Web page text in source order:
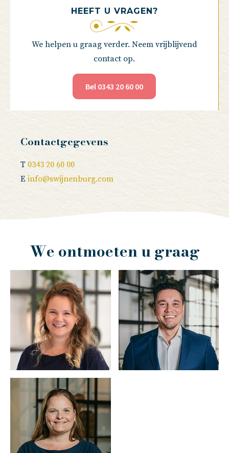
HEEFT U VRAGEN?
We helpen u graag verder. Neem vrijblijvend
contact op.
Bel 0343 20 60 00
Contactgegevens
T 0343 20 60 00
E info@swijnenburg.com
We ontmoeten u graag